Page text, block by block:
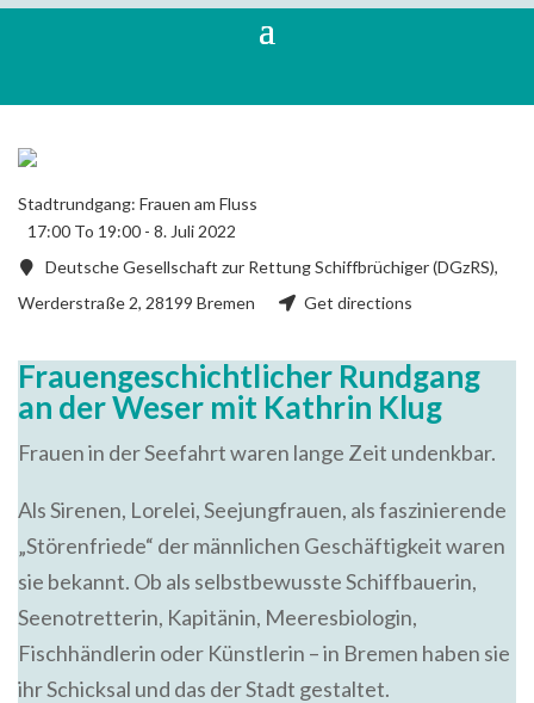
Stadtrundgang: Frauen am Fluss
17:00 To 19:00 - 8. Juli 2022
Deutsche Gesellschaft zur Rettung Schiffbrüchiger (DGzRS),
Werderstraße 2, 28199 Bremen
Get directions
Frauengeschichtlicher Rundgang
an der Weser mit Kathrin Klug
Frauen in der Seefahrt waren lange Zeit undenkbar.
Als Sirenen, Lorelei, Seejungfrauen, als faszinierende
„Störenfriede“ der männlichen Geschäftigkeit waren
sie bekannt. Ob als selbstbewusste Schiffbauerin,
Seenotretterin, Kapitänin, Meeresbiologin,
Fischhändlerin oder Künstlerin – in Bremen haben sie
ihr Schicksal und das der Stadt gestaltet.